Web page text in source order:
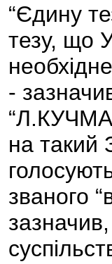
“Єдину
тезу, що
-
на такий
званого